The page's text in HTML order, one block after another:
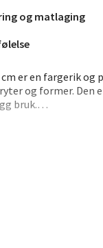
og matlaging
cm er en fargerik
og former. Den
bruk.
og gjør det
Åpent